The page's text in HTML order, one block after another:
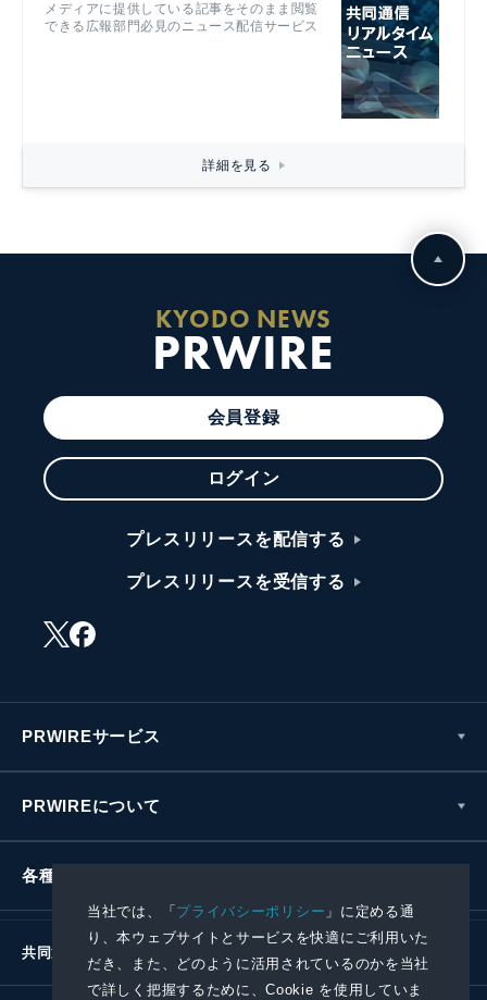
当社では、「プライバシーポリシー 」に定める通
り、本ウェブサイトとサービスを快適にご利用いた
だき、また、どのように活用されているのかを当社
で詳しく把握するために、Cookie を使用していま
メディアに提供している記事をそのまま閲覧
できる広報部門必見のニュース配信サービス
詳細を見る
KYODO NEWS
PRWIRE
会員登録
ログイン
プレスリリースを配信する
プレスリリースを受信する
PRWIREサービス
PRWIREについて
各種お問い合わせ
共同通信社グループ